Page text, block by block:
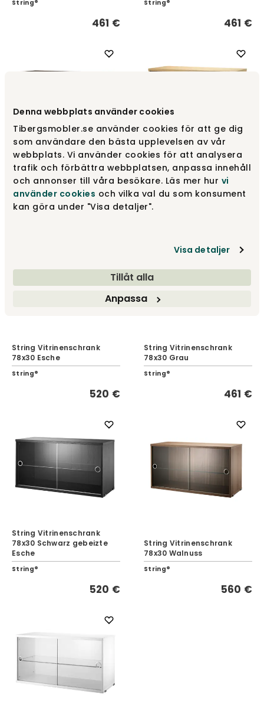
Denna webbplats använder cookies
Tibergsmobler.se använder cookies för att ge dig
som användare den bästa upplevelsen av vår
webbplats. Vi använder cookies för att analysera
trafik och förbättra webbplatsen, anpassa innehåll
och annonser till våra besökare. Läs mer hur vi
använder cookies och vilka val du som konsument
kan göra under "Visa detaljer".
Visa detaljer
Tillåt alla
Anpassa
String®
461 €
String®
461 €
String Vitrinenschrank
78x30 Dunkle Eiche
String®
560 €
String Vitrinenschrank
78x30 Eiche
String®
String Vitrinenschrank
78x30 Esche
String®
520 €
String Vitrinenschrank
78x30 Grau
String®
461 €
String Vitrinenschrank
78x30 Schwarz gebeizte
Esche
String®
520 €
String Vitrinenschrank
78x30 Walnuss
String®
560 €